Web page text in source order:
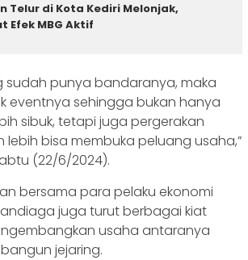
Telur di Kota Kediri Melonjak,
Efek MBG Aktif
sudah punya bandaranya, maka
eventnya sehingga bukan hanya
sibuk, tetapi juga pergerakan
lebih bisa membuka peluang usaha,”
(22/6/2024).
bersama para pelaku ekonomi
juga turut berbagai kiat
usaha antaranya
jejaring.